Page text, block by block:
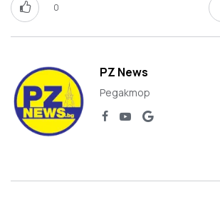
0
PZ News
Редактор